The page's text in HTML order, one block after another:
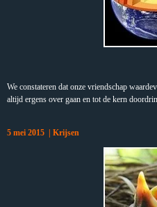
We constateren dat onze vriendschap
altijd ergens over gaan en tot de kern
5 mei 2015 | Krijsen